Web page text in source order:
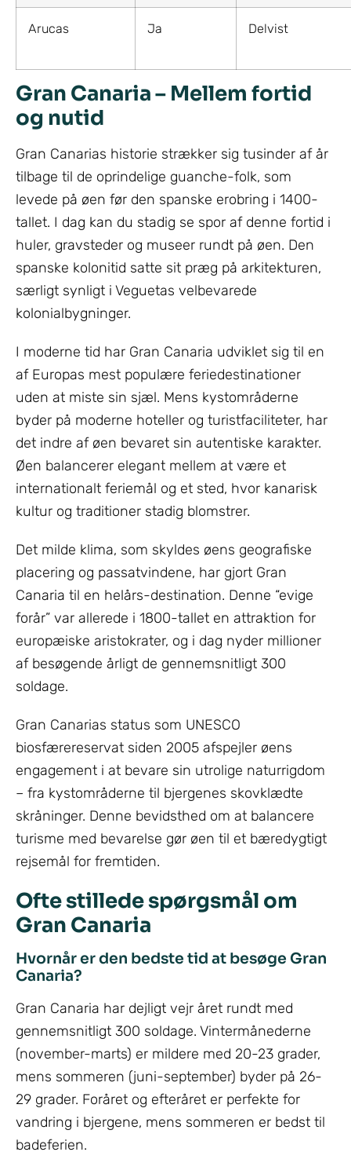
Arucas Ja Delvist
Gran Canaria – Mellem fortid
og nutid
Gran Canarias historie strækker sig tusinder af år
tilbage til de oprindelige guanche-folk, som
levede på øen før den spanske erobring i 1400-
tallet. I dag kan du stadig se spor af denne fortid i
huler, gravsteder og museer rundt på øen. Den
spanske kolonitid satte sit præg på arkitekturen,
særligt synligt i Veguetas velbevarede
kolonialbygninger.
I moderne tid har Gran Canaria udviklet sig til en
af Europas mest populære feriedestinationer
uden at miste sin sjæl. Mens kystområderne
byder på moderne hoteller og turistfaciliteter, har
det indre af øen bevaret sin autentiske karakter.
Øen balancerer elegant mellem at være et
internationalt feriemål og et sted, hvor kanarisk
kultur og traditioner stadig blomstrer.
Det milde klima, som skyldes øens geografiske
placering og passatvindene, har gjort Gran
Canaria til en helårs-destination. Denne “evige
forår” var allerede i 1800-tallet en attraktion for
europæiske aristokrater, og i dag nyder millioner
af besøgende årligt de gennemsnitligt 300
soldage.
Gran Canarias status som UNESCO
biosfærereservat siden 2005 afspejler øens
engagement i at bevare sin utrolige naturrigdom
– fra kystområderne til bjergenes skovklædte
skråninger. Denne bevidsthed om at balancere
turisme med bevarelse gør øen til et bæredygtigt
rejsemål for fremtiden.
Ofte stillede spørgsmål om
Gran Canaria
Hvornår er den bedste tid at besøge Gran
Canaria?
Gran Canaria har dejligt vejr året rundt med
gennemsnitligt 300 soldage. Vintermånederne
(november-marts) er mildere med 20-23 grader,
mens sommeren (juni-september) byder på 26-
29 grader. Foråret og efteråret er perfekte for
vandring i bjergene, mens sommeren er bedst til
badeferien.